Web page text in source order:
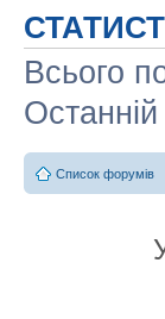
Всього
Список форумів